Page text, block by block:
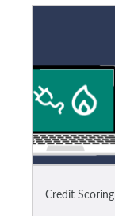
Credit Scoring